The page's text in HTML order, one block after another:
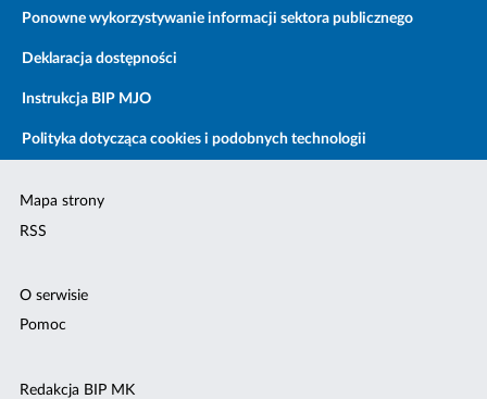
Ponowne wykorzystywanie informacji sektora publicznego
Deklaracja dostępności
Instrukcja BIP MJO
Polityka dotycząca cookies i podobnych technologii
Mapa strony
RSS
O serwisie
Pomoc
Redakcja BIP MK